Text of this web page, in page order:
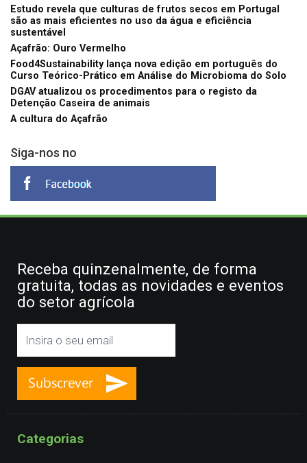
Estudo revela que culturas de frutos secos em Portugal
são as mais eficientes no uso da água e eficiência
sustentável
Açafrão: Ouro Vermelho
Food4Sustainability lança nova edição em português do
Curso Teórico-Prático em Análise do Microbioma do Solo
DGAV atualizou os procedimentos para o registo da
Detenção Caseira de animais
A cultura do Açafrão
Siga-nos no
Receba quinzenalmente, de forma
gratuita, todas as novidades e eventos
do setor agrícola
Categorias